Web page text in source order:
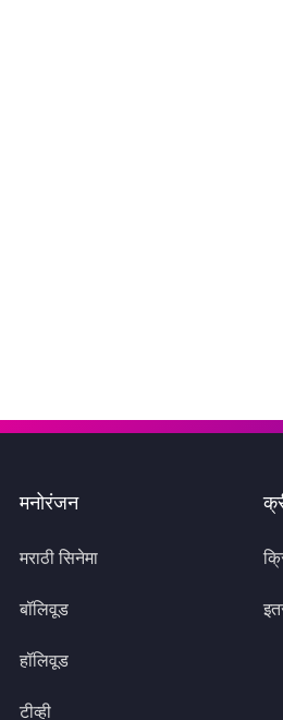
मनोरंजन
मराठी सिनेमा
बॉलिवूड
हॉलिवूड
टीव्ही